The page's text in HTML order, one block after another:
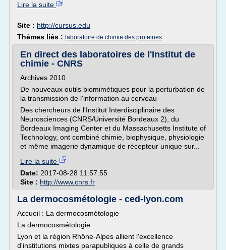
Lire la suite
Site : http://cursus.edu
Thèmes liés : laboratoire de chimie des proteines
En direct des laboratoires de l'Institut de
chimie - CNRS
Archives 2010
De nouveaux outils biomimétiques pour la perturbation de
la transmission de l'information au cerveau
Des chercheurs de l'Institut Interdisciplinaire des
Neurosciences (CNRS/Université Bordeaux 2), du
Bordeaux Imaging Center et du Massachusetts Institute of
Technology, ont combiné chimie, biophysique, physiologie
et même imagerie dynamique de récepteur unique sur...
Lire la suite
Date: 2017-08-28 11:57:55
Site : http://www.cnrs.fr
La dermocosmétologie - ced-lyon.com
Accueil : La dermocosmétologie
La dermocosmétologie
Lyon et la région Rhône-Alpes allient l'excellence
d'institutions mixtes parapubliques à celle de grands